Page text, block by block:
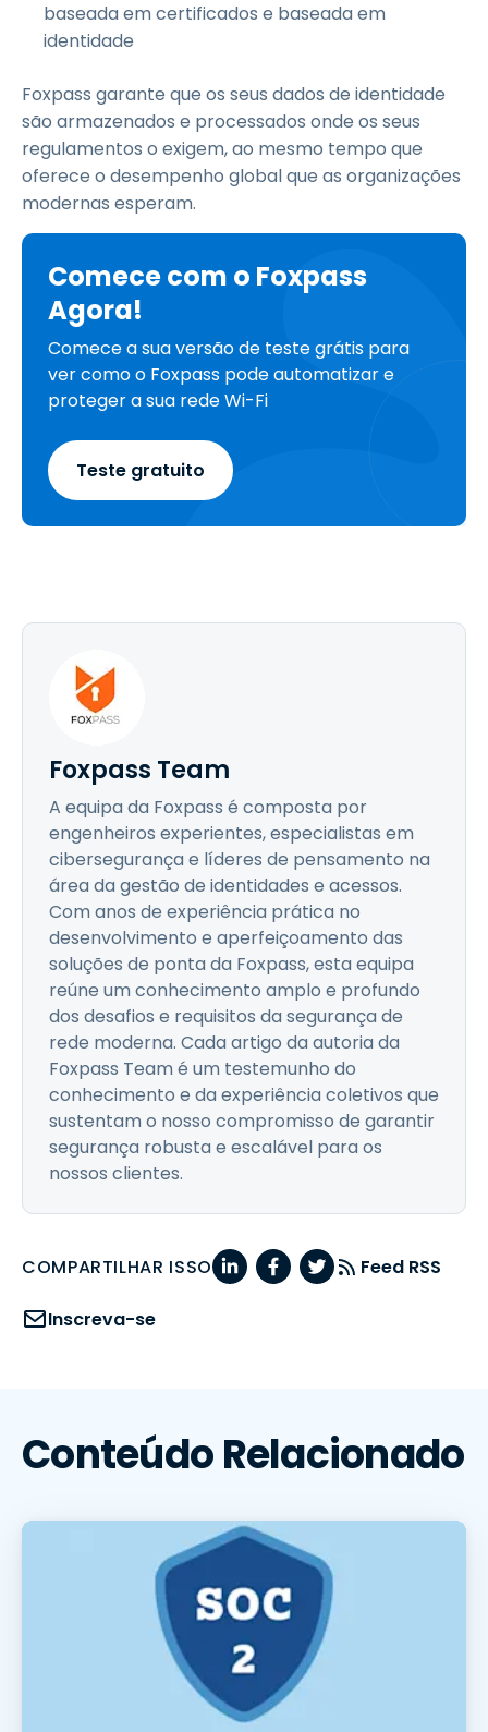
baseada em certificados e baseada em
identidade
Foxpass garante que os seus dados de identidade
são armazenados e processados onde os seus
regulamentos o exigem, ao mesmo tempo que
oferece o desempenho global que as organizações
modernas esperam.
Comece com o Foxpass
Agora!
Comece a sua versão de teste grátis para
ver como o Foxpass pode automatizar e
proteger a sua rede Wi-Fi
Teste gratuito
Foxpass Team
A equipa da Foxpass é composta por
engenheiros experientes, especialistas em
cibersegurança e líderes de pensamento na
área da gestão de identidades e acessos.
Com anos de experiência prática no
desenvolvimento e aperfeiçoamento das
soluções de ponta da Foxpass, esta equipa
reúne um conhecimento amplo e profundo
dos desafios e requisitos da segurança de
rede moderna. Cada artigo da autoria da
Foxpass Team é um testemunho do
conhecimento e da experiência coletivos que
sustentam o nosso compromisso de garantir
segurança robusta e escalável para os
nossos clientes.
COMPARTILHAR ISSO Feed RSS
Inscreva-se
Conteúdo Relacionado